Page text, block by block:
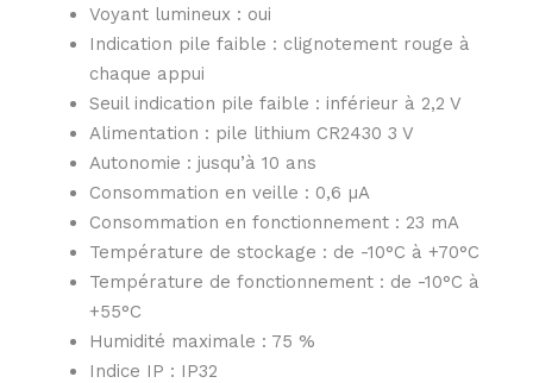
Voyant lumineux : oui
Indication pile faible : clignotement rouge à
chaque appui
Seuil indication pile faible : inférieur à 2,2 V
Alimentation : pile lithium CR2430 3 V
Autonomie : jusqu’à 10 ans
Consommation en veille : 0,6 µA
Consommation en fonctionnement : 23 mA
Température de stockage : de -10°C à +70°C
Température de fonctionnement : de -10°C à
+55°C
Humidité maximale : 75 %
Indice IP : IP32